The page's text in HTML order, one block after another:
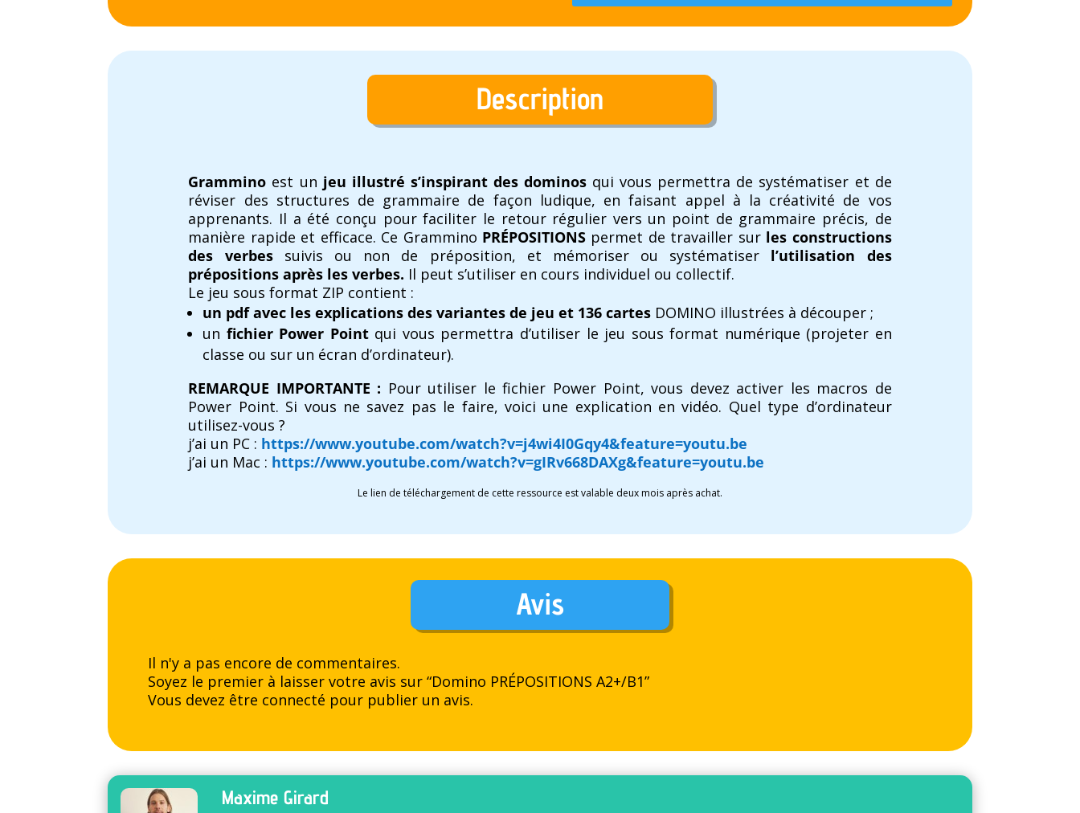
Description
Grammino est un jeu illustré s’inspirant des dominos qui vous permettra de systématiser et de
réviser des structures de grammaire de façon ludique, en faisant appel à la créativité de vos
apprenants. Il a été conçu pour faciliter le retour régulier vers un point de grammaire précis, de
manière rapide et efficace. Ce Grammino PRÉPOSITIONS permet de travailler sur les constructions
des verbes suivis ou non de préposition, et mémoriser ou systématiser l’utilisation des
prépositions après les verbes. Il peut s’utiliser en cours individuel ou collectif.
Le jeu sous format ZIP contient :
un pdf avec les explications des variantes de jeu et 136 cartes DOMINO illustrées à découper ;
un fichier Power Pointqui vous permettra d’utiliser le jeu sous format numérique (projeter en
classe ou sur un écran d’ordinateur).
REMARQUE IMPORTANTE : Pour utiliser le fichier Power Point, vous devez activer les macros de
Power Point. Si vous ne savez pas le faire, voici une explication en vidéo. Quel type d’ordinateur
utilisez-vous ?
j’ai un PC : https://www.youtube.com/watch?v=j4wi4I0Gqy4&feature=youtu.be
j’ai un Mac : https://www.youtube.com/watch?v=gIRv668DAXg&feature=youtu.be
Le lien de téléchargement de cette ressource est valable deux mois après achat.
Avis
Il n'y a pas encore de commentaires.
Soyez le premier à laisser votre avis sur “Domino PRÉPOSITIONS A2+/B1”
Vous devez être connecté pour publier un avis.
Maxime Girard